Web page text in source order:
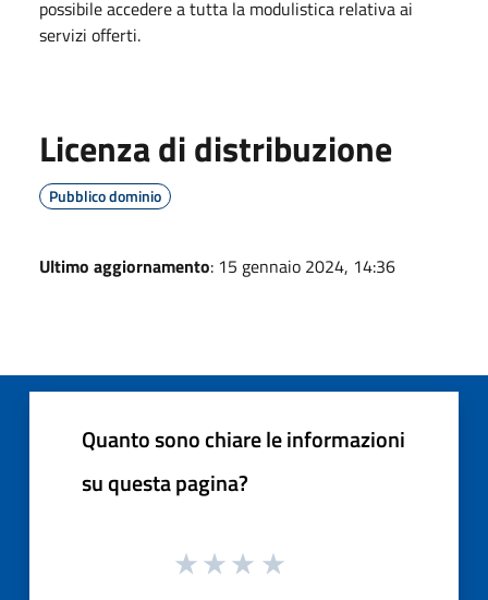
possibile accedere a tutta la modulistica relativa ai
servizi offerti.
Licenza di distribuzione
Pubblico dominio
Ultimo aggiornamento: 15 gennaio 2024, 14:36
Quanto sono chiare le informazioni
su questa pagina?